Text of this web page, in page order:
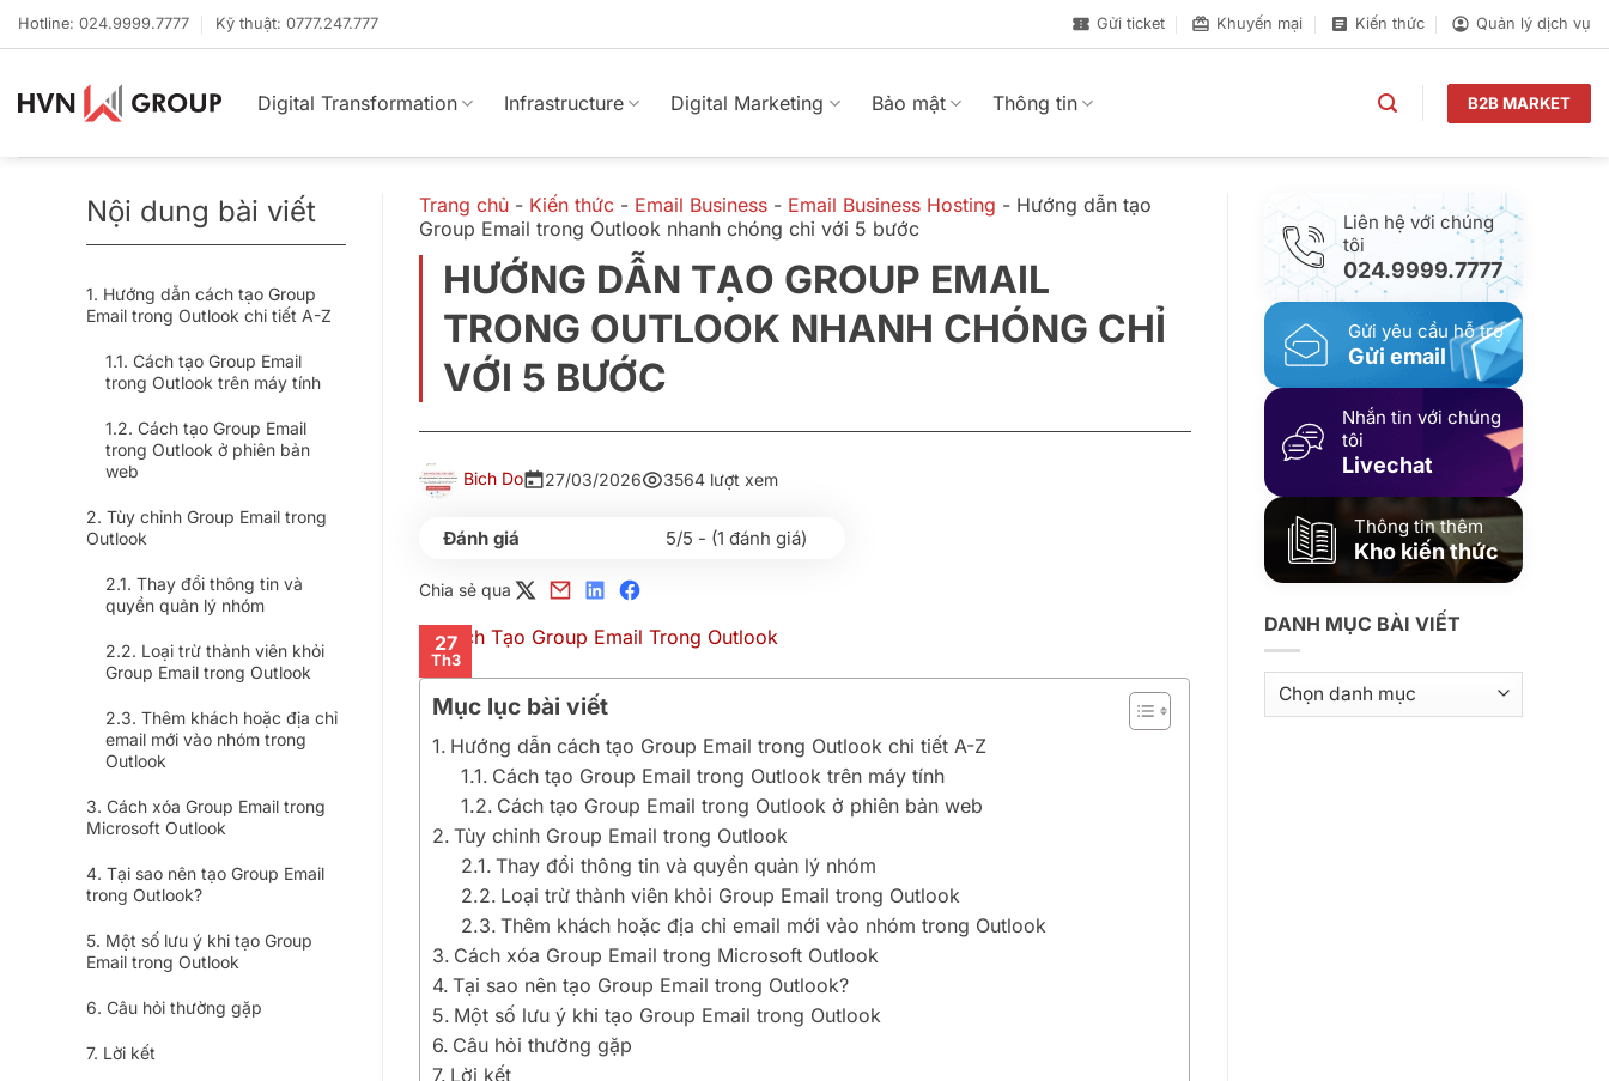
Bỏ
quaHotline: 024.9999.7777 Kỹ thuật: 0777.247.777 Gửi ticket Khuyến mại Kiến thức Quản lý dịch vụ
Digital Transformation Infrastructure Digital Marketing Bảo mật Thông tin B2B MARKET
Nội dung bài viết
Hướng dẫn cách tạo Group
Email trong Outlook chi tiết A-Z
Cách tạo Group Email
trong Outlook trên máy tính
Cách tạo Group Email
trong Outlook ở phiên bản
web
Tùy chỉnh Group Email trong
Outlook
Thay đổi thông tin và
quyền quản lý nhóm
Loại trừ thành viên khỏi
Group Email trong Outlook
Thêm khách hoặc địa chỉ
email mới vào nhóm trong
Outlook
Cách xóa Group Email trong
Microsoft Outlook
Tại sao nên tạo Group Email
trong Outlook?
Một số lưu ý khi tạo Group
Email trong Outlook
Câu hỏi thường gặp
Lời kết
Trang chủ - Kiến thức - Email Business - Email Business Hosting - Hướng dẫn tạo
Group Email trong Outlook nhanh chóng chỉ với 5 bước
HƯỚNG DẪN TẠO GROUP EMAIL
TRONG OUTLOOK NHANH CHÓNG CHỈ
VỚI 5 BƯỚC
Bich Do 27/03/2026 3564 lượt xem
5/5 - (1 đánh giá)
Chia sẻ qua
27
Th3
Mục lục bài viết
Hướng dẫn cách tạo Group Email trong Outlook chi tiết A-Z
Cách tạo Group Email trong Outlook trên máy tính
Cách tạo Group Email trong Outlook ở phiên bản web
Tùy chỉnh Group Email trong Outlook
Thay đổi thông tin và quyền quản lý nhóm
Loại trừ thành viên khỏi Group Email trong Outlook
Thêm khách hoặc địa chỉ email mới vào nhóm trong Outlook
Cách xóa Group Email trong Microsoft Outlook
Tại sao nên tạo Group Email trong Outlook?
Một số lưu ý khi tạo Group Email trong Outlook
Câu hỏi thường gặp
Lời kết
Liên hệ với chúng
tôi
024.9999.7777
Gửi yêu cầu hỗ trợ
Gửi email
Nhắn tin với chúng
tôi
Livechat
Thông tin thêm
Kho kiến thức
DANH MỤC BÀI VIẾT
mục
bài